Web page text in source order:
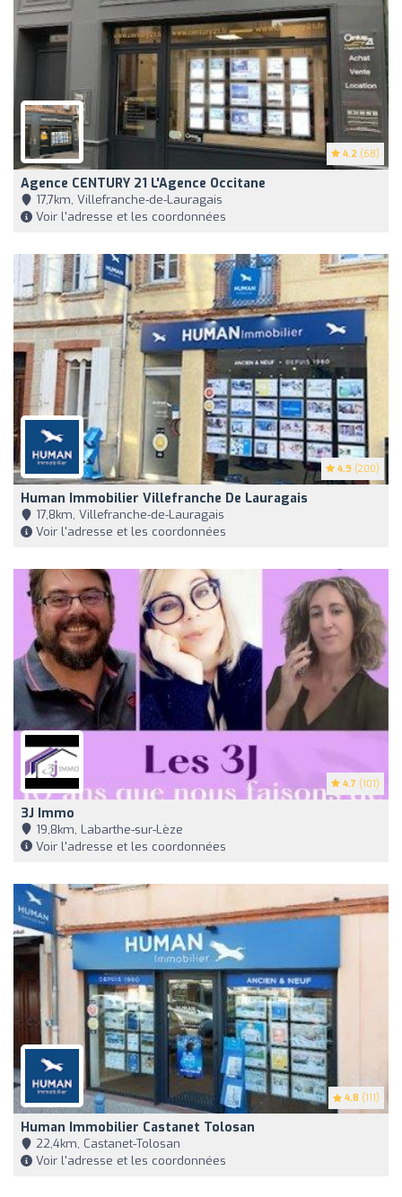
4.2 (68)
Agence CENTURY 21 L'Agence Occitane
17,7km, Villefranche-de-Lauragais
Voir l'adresse et les coordonnées
4.9 (200)
Human Immobilier Villefranche De Lauragais
17,8km, Villefranche-de-Lauragais
Voir l'adresse et les coordonnées
4.7 (101)
3J Immo
19,8km, Labarthe-sur-Lèze
Voir l'adresse et les coordonnées
4.8 (111)
Human Immobilier Castanet Tolosan
22,4km, Castanet-Tolosan
Voir l'adresse et les coordonnées